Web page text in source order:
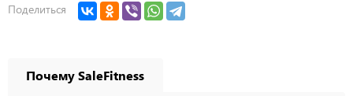
Поделиться
Почему SaleFitness